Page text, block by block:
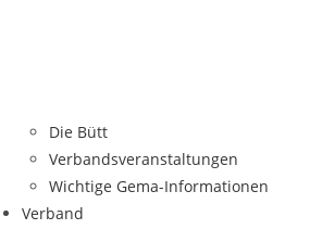
Die Bütt
Verbandsveranstaltungen
Wichtige Gema-Informationen
Verband